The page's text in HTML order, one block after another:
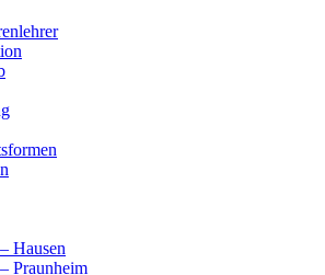
Hausen
Praunheim